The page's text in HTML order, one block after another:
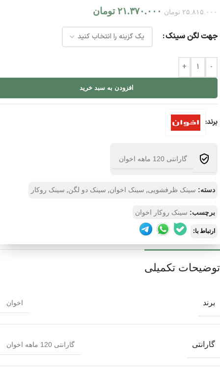
۲۵.۸۱۵.۰۰۰ تومان ۲۱.۳۷۰.۰۰۰ تومان
جهت لگن سینک
-
+
افزودن به سبد خرید
برند:
گارانتی 120 ماهه اخوان
دسته: سینک ظرفشویی, سینک اخوان, سینک دو لگن, سینک روکار
برچسب: سینک روکار اخوان
ارتباط با:
توضیحات تکمیلی
برند اخوان
گارانتی گارانتی 120 ماهه اخوان